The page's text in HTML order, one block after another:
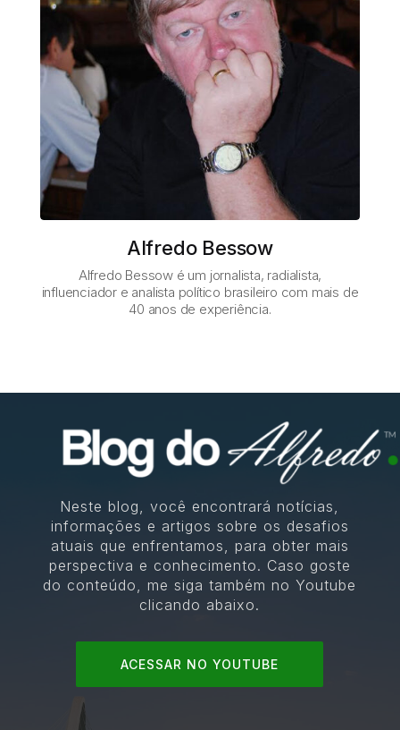
Alfredo Bessow
Alfredo Bessow é um jornalista, radialista,
influenciador e analista político brasileiro com mais de
40 anos de experiência.
Neste blog, você encontrará notícias,
informações e artigos sobre os desafios
atuais que enfrentamos, para obter mais
perspectiva e conhecimento. Caso goste
do conteúdo, me siga também no Youtube
clicando abaixo.
ACESSAR NO YOUTUBE